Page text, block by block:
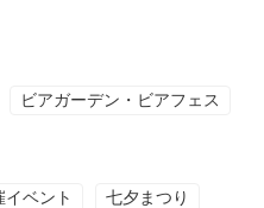
ビアガーデン・ビアフェス
ベント 七夕まつり